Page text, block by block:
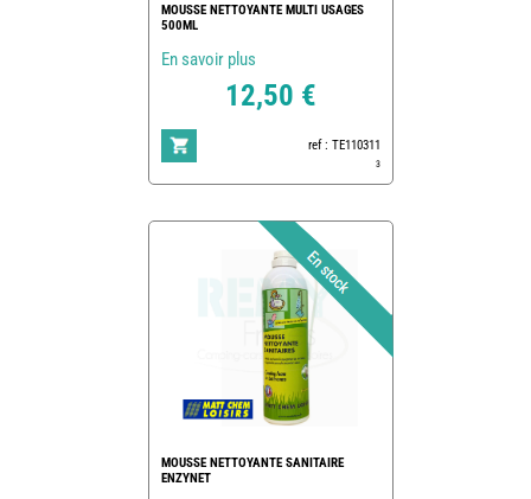
MOUSSE NETTOYANTE MULTI USAGES
500ML
En savoir plus
12,50 €
ref : TE110311
3
MOUSSE NETTOYANTE SANITAIRE
ENZYNET